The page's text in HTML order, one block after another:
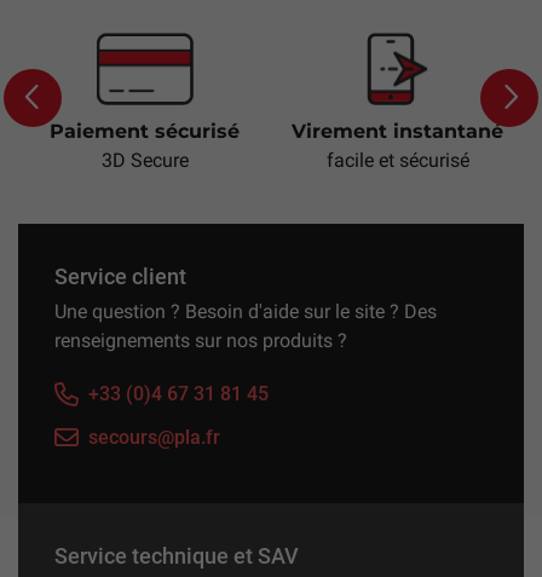
Previous
Paiement sécurisé
3D Secure
Virement instantané
facile et sécurisé
Service client
Une question ? Besoin d'aide sur le site ? Des
renseignements sur nos produits ?
+33 (0)4 67 31 81 45
secours@pla.fr
Service technique et SAV